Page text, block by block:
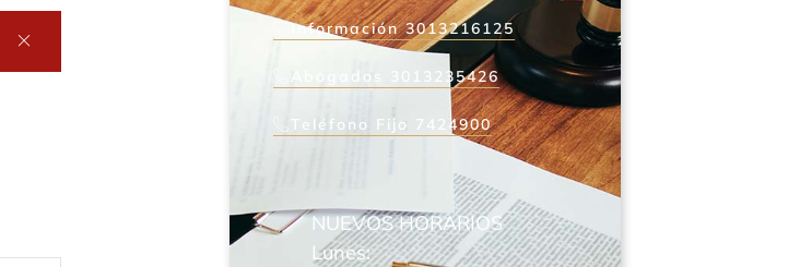
Información 3013216125
Abogados 3013235426
Teléfono Fijo 7424900
NUEVOS HORARIOS
Lunes: